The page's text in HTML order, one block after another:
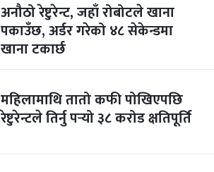
अनौठो रेष्टुरेन्ट, जहाँ रोबोटले खाना
पकाउँछ, अर्डर गरेको ४८ सेकेन्डमा
खाना टकार्छ
महिलामाथि तातो कफी पोखिएपछि
रेष्टुरेन्टले तिर्नु पर्‍यो ३८ करोड क्षतिपूर्ति